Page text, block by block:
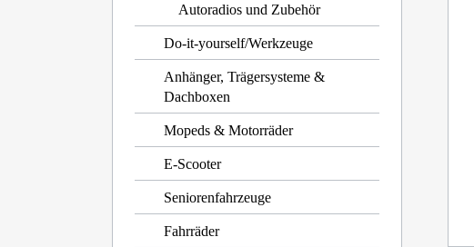
Autoradios und Zubehör
Do-it-yourself/Werkzeuge
Anhänger, Trägersysteme &
Dachboxen
Mopeds & Motorräder
E-Scooter
Seniorenfahrzeuge
Fahrräder